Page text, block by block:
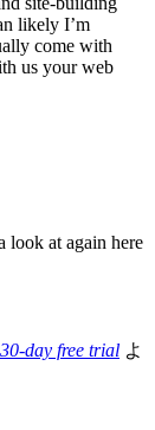
likely I’m
come with
us your web
look at again here
day free trial よ